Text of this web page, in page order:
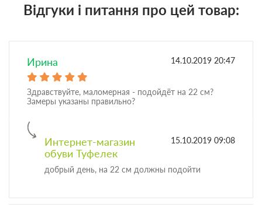
Відгуки і питання про цей товар:
Ирина 14.10.2019 20:47
Здравствуйте, маломерная - подойдёт на 22 см?
Замеры указаны правильно?
Интернет-магазин
обуви Туфелек
15.10.2019 09:08
добрый день, на 22 см должны подойти